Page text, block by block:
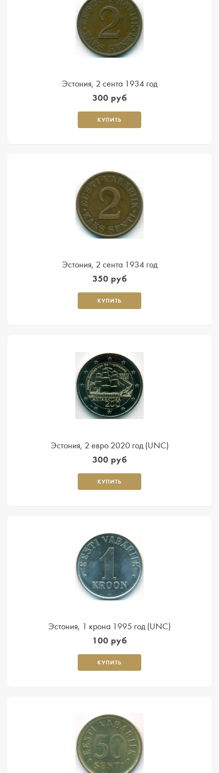
Эстония, 2 сента 1934 год
300 руб
КУПИТЬ
Эстония, 2 сента 1934 год
350 руб
КУПИТЬ
Эстония, 2 евро 2020 год (UNC)
300 руб
КУПИТЬ
Эстония, 1 крона 1995 год (UNC)
100 руб
КУПИТЬ